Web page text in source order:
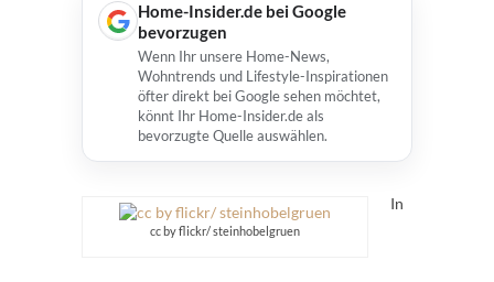
Home-Insider.de bei Google
bevorzugen
Wenn Ihr unsere Home-News,
Wohntrends und Lifestyle-Inspirationen
öfter direkt bei Google sehen möchtet,
könnt Ihr Home-Insider.de als
bevorzugte Quelle auswählen.
cc by flickr/ steinhobelgruen
In